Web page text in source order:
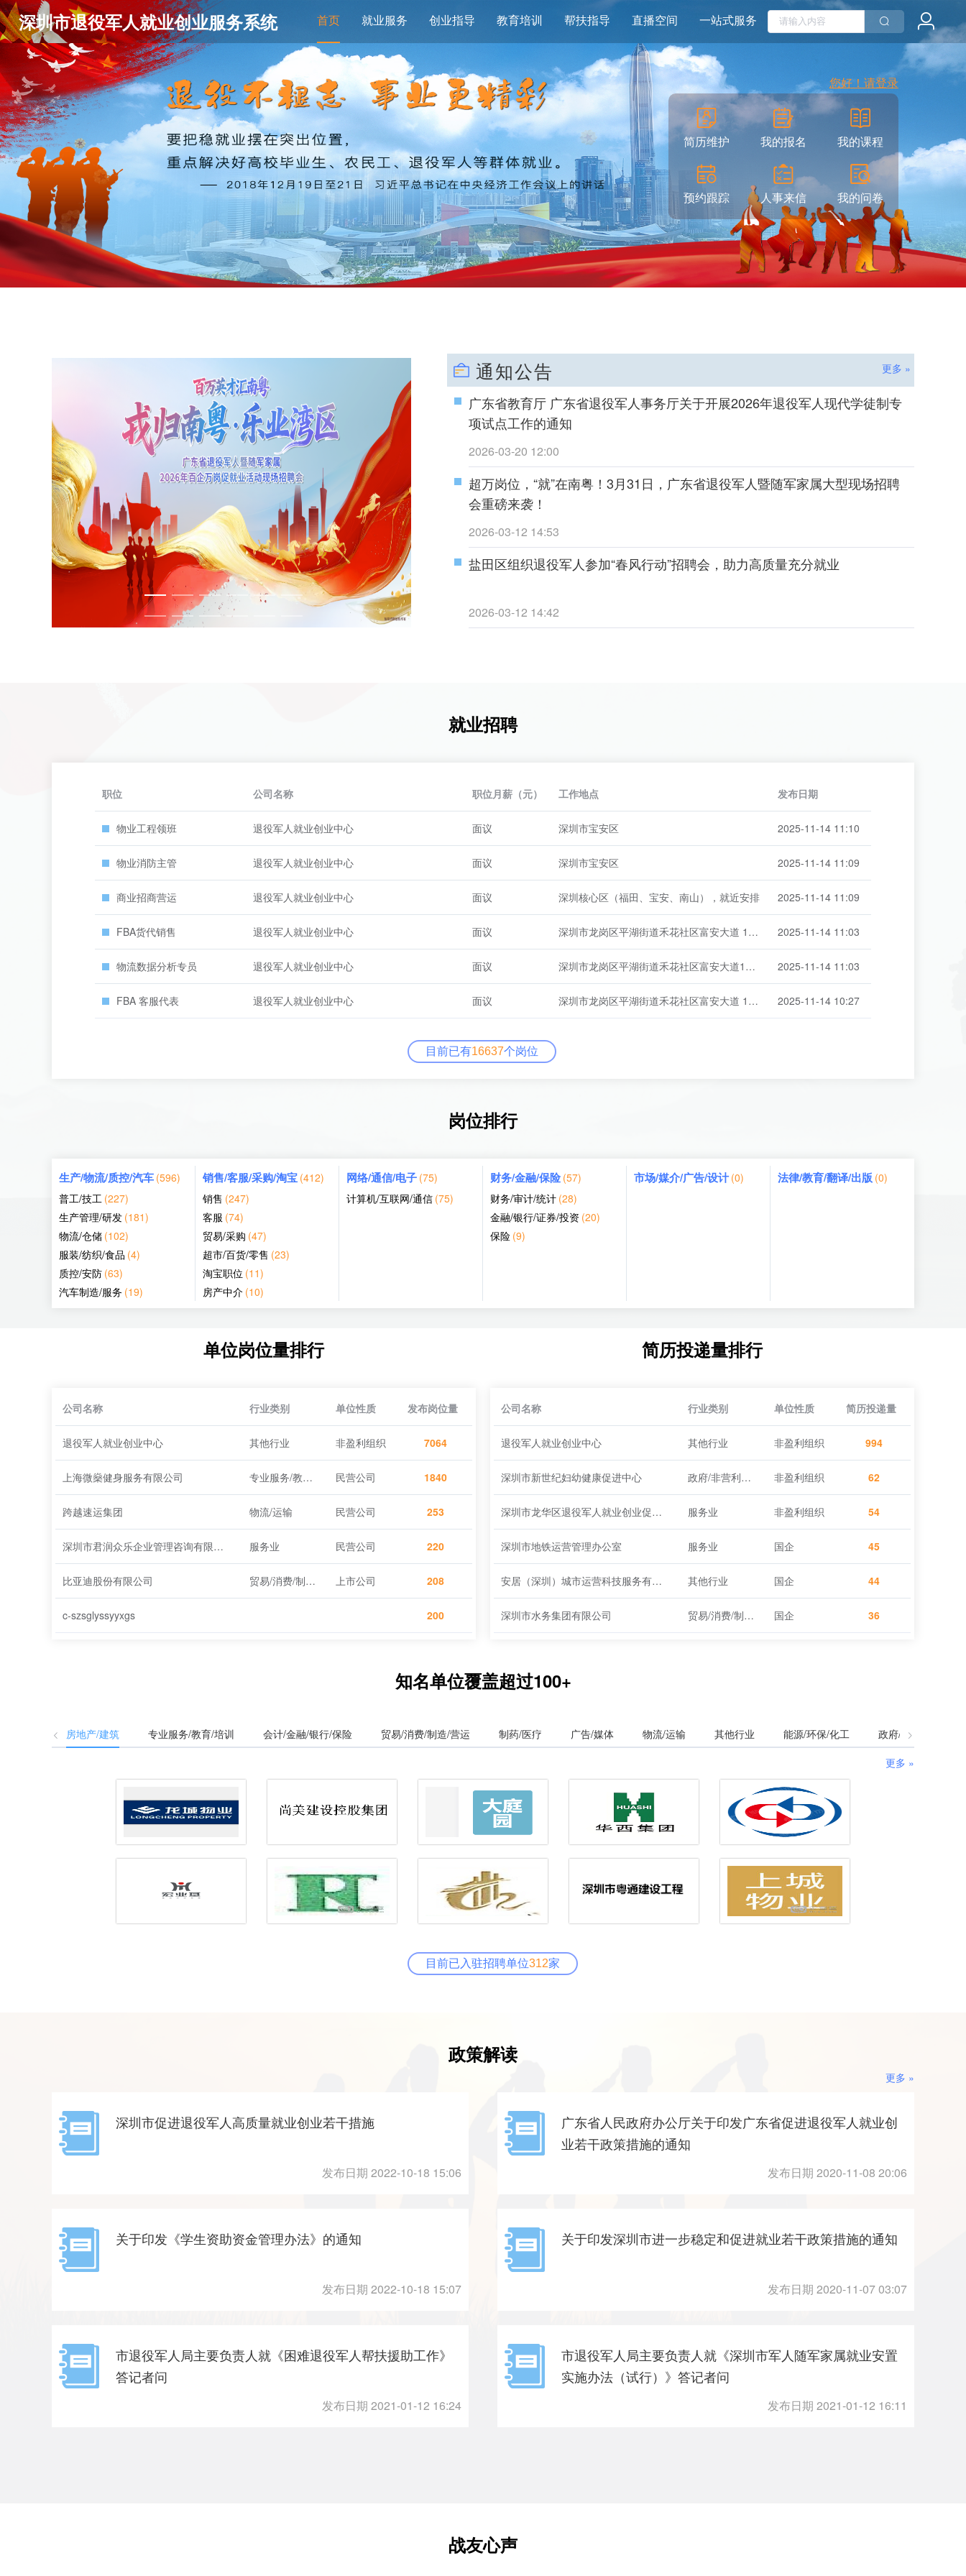
深圳市退役军人就业创业服务系统 首页 就业服务 创业指导 教育培训 帮扶指导 直播空间 一站式服务
您好！请登录
简历维护 我的报名 我的课程
预约跟踪 人事来信 我的问卷
通知公告 更多 »
广东省教育厅 广东省退役军人事务厅关于开展2026年退役军人现代学徒制专
项试点工作的通知
2026-03-20 12:00
超万岗位，“就”在南粤！3月31日，广东省退役军人暨随军家属大型现场招聘
会重磅来袭！
2026-03-12 14:53
盐田区组织退役军人参加“春风行动”招聘会，助力高质量充分就业
2026-03-12 14:42
就业招聘
职位 公司名称 职位月薪（元） 工作地点 发布日期
物业工程领班 退役军人就业创业中心 面议 深圳市宝安区 2025-11-14 11:10
物业消防主管 退役军人就业创业中心 面议 深圳市宝安区 2025-11-14 11:09
商业招商营运 退役军人就业创业中心 面议 深圳核心区（福田、宝安、南山），就近安排 2025-11-14 11:09
FBA货代销售 退役军人就业创业中心 面议 深圳市龙岗区平湖街道禾花社区富安大道 152 号 1 栋 1415 2025-11-14 11:03
物流数据分析专员 退役军人就业创业中心 面议 深圳市龙岗区平湖街道禾花社区富安大道152号1栋1415 2025-11-14 11:03
FBA 客服代表 退役军人就业创业中心 面议 深圳市龙岗区平湖街道禾花社区富安大道 152 号 1 栋 1415 2025-11-14 10:27
目前已有16637个岗位
岗位排行
生产/物流/质控/汽车 (596)
普工/技工 (227)
生产管理/研发 (181)
物流/仓储 (102)
服装/纺织/食品 (4)
质控/安防 (63)
汽车制造/服务 (19)
销售/客服/采购/淘宝 (412)
销售 (247)
客服 (74)
贸易/采购 (47)
超市/百货/零售 (23)
淘宝职位 (11)
房产中介 (10)
网络/通信/电子 (75)
计算机/互联网/通信 (75)
财务/金融/保险 (57)
财务/审计/统计 (28)
金融/银行/证券/投资 (20)
保险 (9)
市场/媒介/广告/设计 (0) 法律/教育/翻译/出版 (0)
单位岗位量排行
公司名称 行业类别 单位性质 发布岗位量
退役军人就业创业中心 其他行业 非盈利组织 7064
上海微燊健身服务有限公司 专业服务/教育/培训 民营公司 1840
跨越速运集团 物流/运输 民营公司 253
深圳市君润众乐企业管理咨询有限公司 服务业 民营公司 220
比亚迪股份有限公司 贸易/消费/制造/营运 上市公司 208
c-szsglyssyyxgs 200
简历投递量排行
公司名称 行业类别 单位性质 简历投递量
退役军人就业创业中心 其他行业 非盈利组织 994
深圳市新世纪妇幼健康促进中心 政府/非营利组织 非盈利组织 62
深圳市龙华区退役军人就业创业促进会 服务业 非盈利组织 54
深圳市地铁运营管理办公室 服务业 国企 45
安居（深圳）城市运营科技服务有限公司 其他行业 国企 44
深圳市水务集团有限公司 贸易/消费/制造/营运 国企 36
知名单位覆盖超过100+
更多 »
房地产/建筑 专业服务/教育/培训 会计/金融/银行/保险 贸易/消费/制造/营运 制药/医疗 广告/媒体 物流/运输 其他行业 能源/环保/化工 政府/非营利组织
目前已入驻招聘单位312家
政策解读
更多 »
深圳市促进退役军人高质量就业创业若干措施
发布日期 2022-10-18 15:06
广东省人民政府办公厅关于印发广东省促进退役军人就业创
业若干政策措施的通知
发布日期 2020-11-08 20:06
关于印发《学生资助资金管理办法》的通知
发布日期 2022-10-18 15:07
关于印发深圳市进一步稳定和促进就业若干政策措施的通知
发布日期 2020-11-07 03:07
市退役军人局主要负责人就《困难退役军人帮扶援助工作》
答记者问
发布日期 2021-01-12 16:24
市退役军人局主要负责人就《深圳市军人随军家属就业安置
实施办法（试行）》答记者问
发布日期 2021-01-12 16:11
战友心声